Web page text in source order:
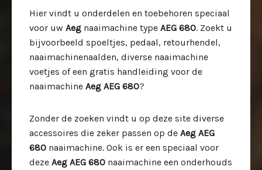
Hier vindt u onderdelen en toebehoren speciaal
voor uw Aeg naaimachine type AEG 680. Zoekt u
bijvoorbeeld spoeltjes, pedaal, retourhendel,
naaimachinenaalden, diverse naaimachine
voetjes of een gratis handleiding voor de
naaimachine Aeg AEG 680?
Zonder de zoeken vindt u op deze site diverse
accessoires die zeker passen op de Aeg AEG
680 naaimachine. Ook is er een speciaal voor
deze Aeg AEG 680 naaimachine een onderhouds